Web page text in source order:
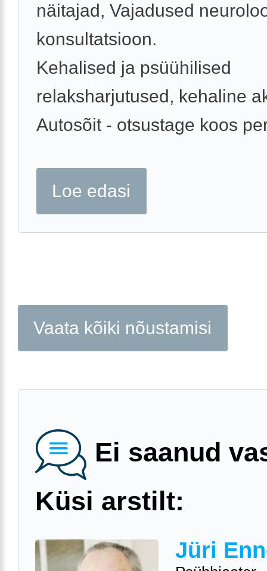
näitajad, Vajadused
konsultatsioon.
Kehalised ja psüühilised
relaksharjutused, kehaline
Autosõit - otsustage koos
Loe edasi
Vaata kõiki nõustamisi
Ei saanud
Küsi arstilt:
Jüri